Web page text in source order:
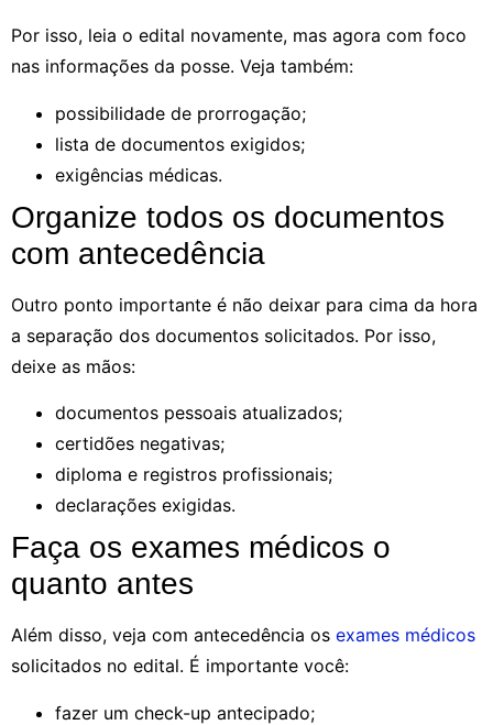
Por isso, leia o edital novamente, mas agora com foco
nas informações da posse. Veja também:
possibilidade de prorrogação;
lista de documentos exigidos;
exigências médicas.
Organize todos os documentos
com antecedência
Outro ponto importante é não deixar para cima da hora
a separação dos documentos solicitados. Por isso,
deixe as mãos:
documentos pessoais atualizados;
certidões negativas;
diploma e registros profissionais;
declarações exigidas.
Faça os exames médicos o
quanto antes
Além disso, veja com antecedência os exames médicos
solicitados no edital. É importante você:
fazer um check-up antecipado;